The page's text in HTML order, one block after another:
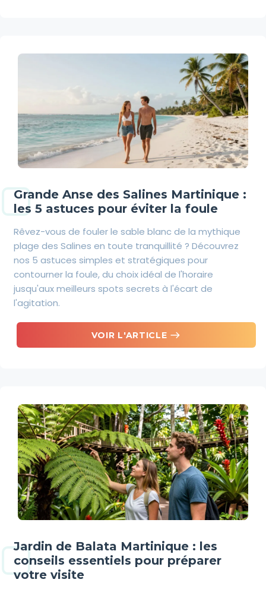
Grande Anse des Salines Martinique :
les 5 astuces pour éviter la foule
Rêvez-vous de fouler le sable blanc de la mythique
plage des Salines en toute tranquillité ? Découvrez
nos 5 astuces simples et stratégiques pour
contourner la foule, du choix idéal de l'horaire
jusqu'aux meilleurs spots secrets à l'écart de
l'agitation.
VOIR L'ARTICLE east
Jardin de Balata Martinique : les
conseils essentiels pour préparer
votre visite